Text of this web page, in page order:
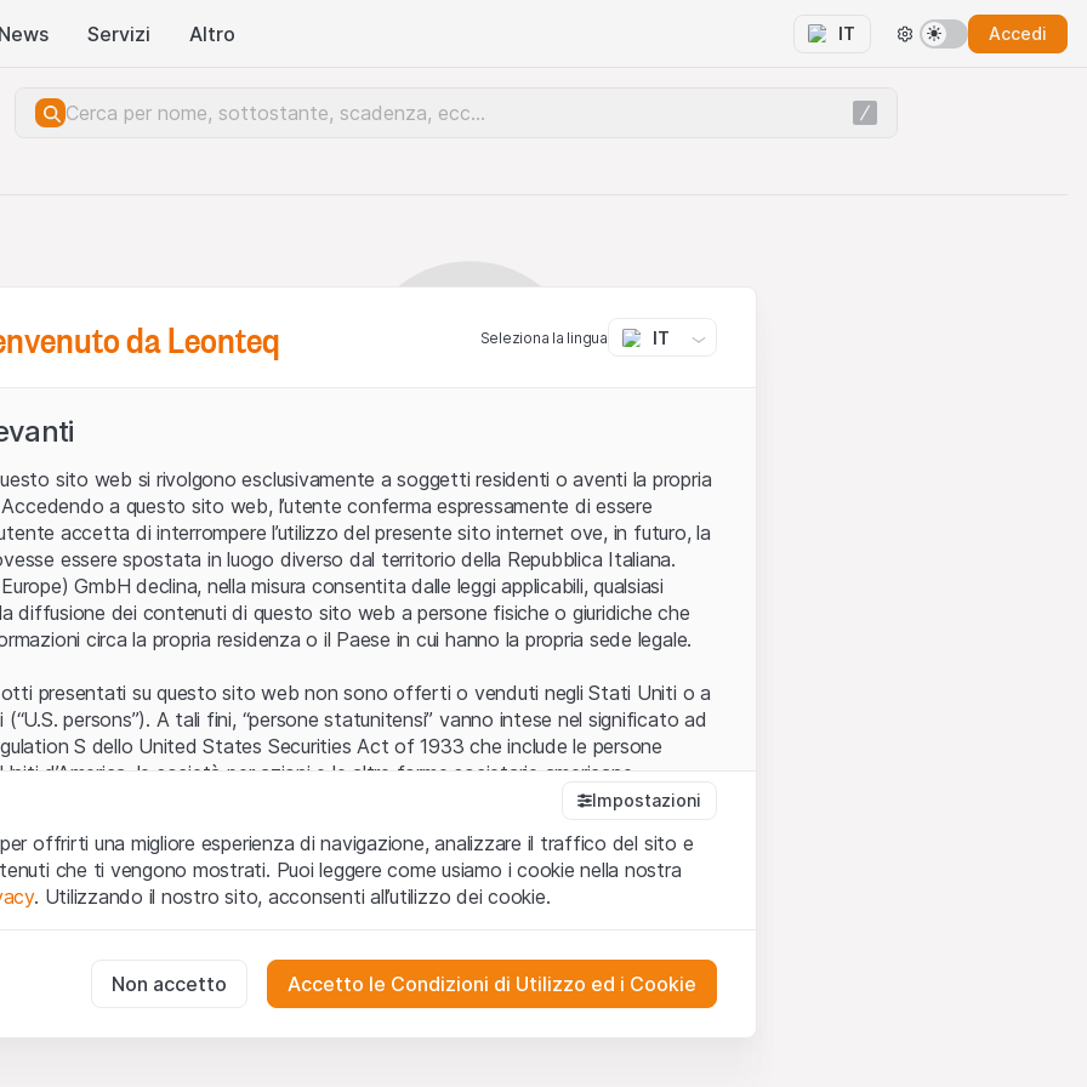
News Servizi Altro IT Accedi
Errore del server.
da Leonteq Seleziona la lingua IT
sito web si rivolgono esclusivamente a soggetti residenti o aventi la propria
a questo sito web, l’utente conferma espressamente di essere
accetta di interrompere l’utilizzo del presente sito internet ove, in futuro, la
essere spostata in luogo diverso dal territorio della Repubblica Italiana.
GmbH declina, nella misura consentita dalle leggi applicabili, qualsiasi
diffusione dei contenuti di questo sito web a persone fisiche o giuridiche che
circa la propria residenza o il Paese in cui hanno la propria sede legale.
presentati su questo sito web non sono offerti o venduti negli Stati Uniti o a
persons”). A tali fini, “persone statunitensi” vanno intese nel significato ad
S dello United States Securities Act of 1933 che include le persone
d’America, le società per azioni e le altre forme societarie americane.
web (di seguito, il “Sito”) si dichiara di aver compreso e di accettare le
avvertenze importanti e le condizioni di utilizzo ivi rese disponibili. Nel caso in
utilizzonon siano accettate, l’utente è tenuto ad interrompere l’utilizzo del
o invito ad acquistare
i dati, i servizi, gli strumenti, i documenti (i “Contenuti del Sito”) contenuti o
web hanno esclusivamente finalità informative e non rappresentano né
Impostazioni
offrirti una migliore esperienza di navigazione, analizzare il traffico del sito e
che ti vengono mostrati. Puoi leggere come usiamo i cookie nella nostra
. Utilizzando il nostro sito, acconsenti all’utilizzo dei cookie.
per il funzionamento del sito web e non possono essere disattivati.
Non accetto Accetto le Condizioni di Utilizzo ed i Cookie